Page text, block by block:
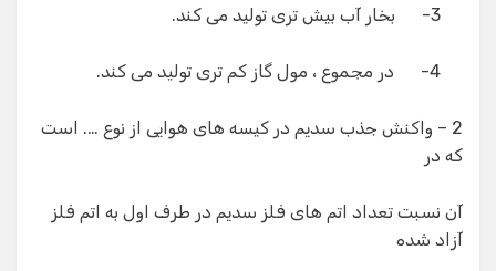
2 – واکنش جذب سدیم در کیسه های هوایی از نوع …. است
که در
آن نسبت تعداد اتم های فلز سدیم در طرف اول به اتم فلز
آزاد شده